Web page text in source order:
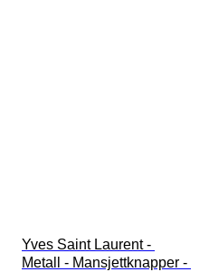
Yves Saint Laurent -
Metall - Mansjettknapper -